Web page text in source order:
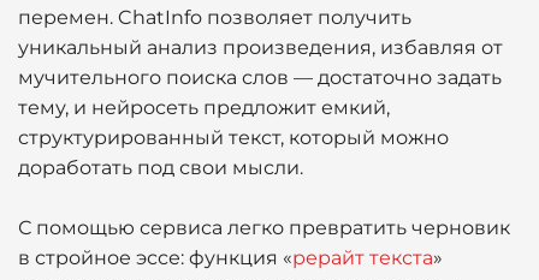
перемен. ChatInfo позволяет получить
уникальный анализ произведения, избавляя от
мучительного поиска слов — достаточно задать
тему, и нейросеть предложит емкий,
структурированный текст, который можно
доработать под свои мысли.
С помощью сервиса легко превратить черновик
в стройное эссе: функция «рерайт текста»